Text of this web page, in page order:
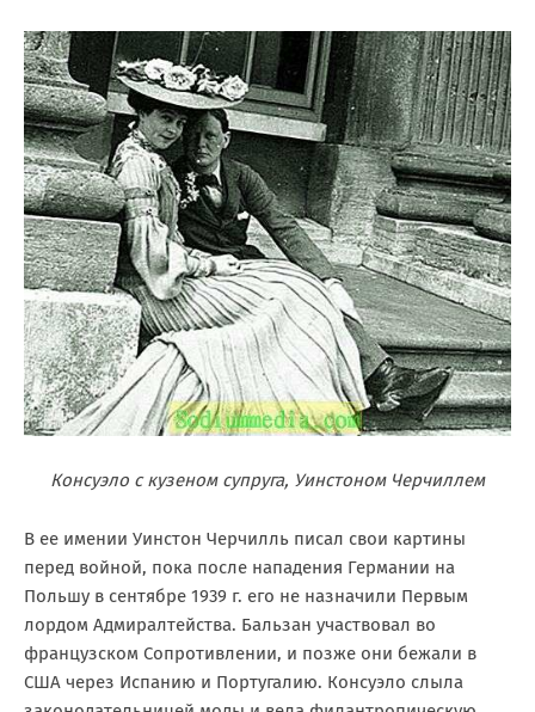
Консуэло с кузеном супруга, Уинстоном Черчиллем
В ее имении Уинстон Черчилль писал свои картины
перед войной, пока после нападения Германии на
Польшу в сентябре 1939 г. его не назначили Первым
лордом Адмиралтейства. Бальзан участвовал во
французском Сопротивлении, и позже они бежали в
США через Испанию и Португалию. Консуэло слыла